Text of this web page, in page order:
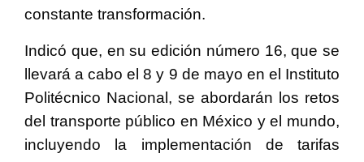
constante transformación.
Indicó que, en su edición número 16, que se
llevará a cabo el 8 y 9 de mayo en el Instituto
Politécnico Nacional, se abordarán los retos
del transporte público en México y el mundo,
incluyendo la implementación de tarifas